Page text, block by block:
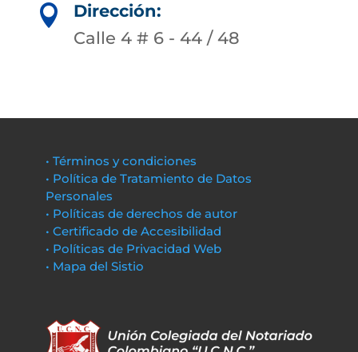

Dirección:
Calle 4 # 6 - 44 / 48
• Términos y condiciones
• Política de Tratamiento de Datos
Personales
• Políticas de derechos de autor
• Certificado de Accesibilidad
• Políticas de Privacidad Web
• Mapa del Sistio